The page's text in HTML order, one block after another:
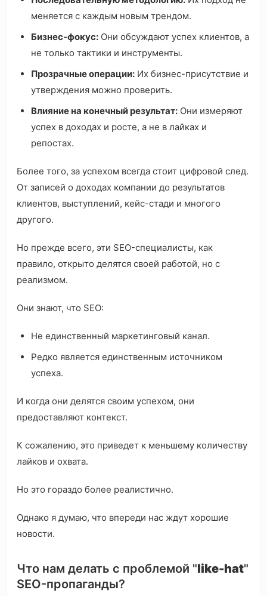
меняется с каждым новым трендом.
Бизнес-фокус: Они обсуждают успех клиентов, а
не только тактики и инструменты.
Прозрачные операции: Их бизнес-присутствие и
утверждения можно проверить.
Влияние на конечный результат: Они измеряют
успех в доходах и росте, а не в лайках и
репостах.
Более того, за успехом всегда стоит цифровой след.
От записей о доходах компании до результатов
клиентов, выступлений, кейс-стади и многого
другого.
Но прежде всего, эти SEO-специалисты, как
правило, открыто делятся своей работой, но с
реализмом.
Они знают, что SEO:
Не единственный маркетинговый канал.
Редко является единственным источником
успеха.
И когда они делятся своим успехом, они
предоставляют контекст.
К сожалению, это приведет к меньшему количеству
лайков и охвата.
Но это гораздо более реалистично.
Однако я думаю, что впереди нас ждут хорошие
новости.
Что нам делать с проблемой "like-hat"
SEO-пропаганды?